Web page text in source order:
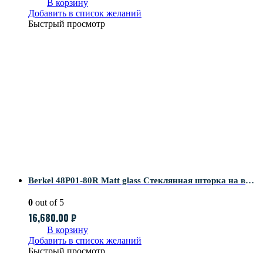
В корзину
Добавить в список желаний
Быстрый просмотр
Berkel 48P01-80R Matt glass Стеклянная шторка на ванну
0 out of 5
16,680.00 ₽
В корзину
Добавить в список желаний
Быстрый просмотр